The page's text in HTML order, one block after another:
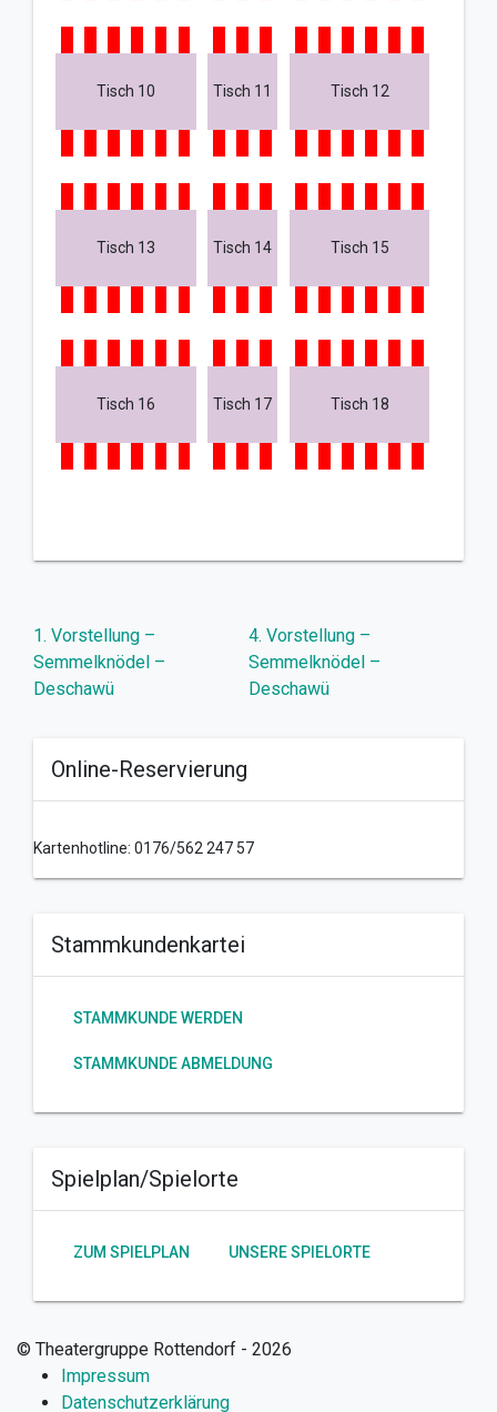
Tisch 10 Tisch 11 Tisch 12
Tisch 13 Tisch 14 Tisch 15
Tisch 16 Tisch 17 Tisch 18
Beitragsnavigation
1. Vorstellung –
Semmelknödel –
Deschawü
4. Vorstellung –
Semmelknödel –
Deschawü
Online-Reservierung
Kartenhotline: 0176/562 247 57
Stammkundenkartei
STAMMKUNDE WERDEN
STAMMKUNDE ABMELDUNG
Spielplan/Spielorte
ZUM SPIELPLAN UNSERE SPIELORTE
© Theatergruppe Rottendorf - 2026
Impressum
Datenschutzerklärung